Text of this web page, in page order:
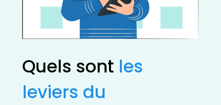
Quels sont les
leviers du